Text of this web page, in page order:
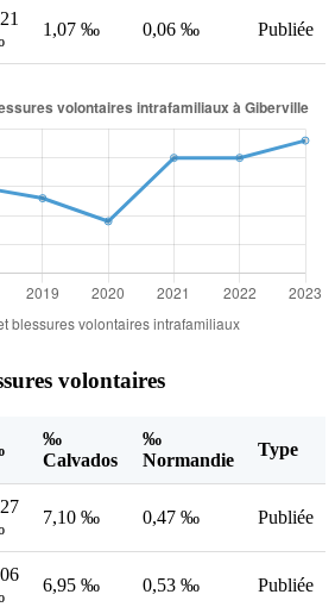
1,07 ‰ 0,06 ‰ Publiée
volontaires
‰
Calvados
‰
Normandie
Type
7,10 ‰ 0,47 ‰ Publiée
6,95 ‰ 0,53 ‰ Publiée